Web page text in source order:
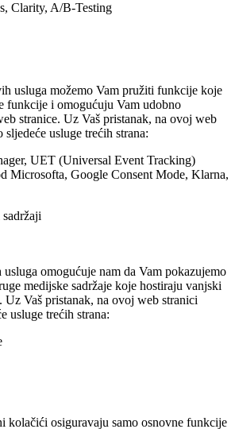
Clarity, A/B-Testing
usluga možemo Vam pružiti funkcije koje
funkcije i omogućuju Vam udobno
stranice. Uz Vaš pristanak, na ovoj web
usluge trećih strana:
UET (Universal Event Tracking)
Microsofta, Google Consent Mode, Klarna,
omogućuje nam da Vam pokazujemo
medijske sadržaje koje hostiraju vanjski
Uz Vaš pristanak, na ovoj web stranici
usluge trećih strana:
kolačići osiguravaju samo osnovne funkcije